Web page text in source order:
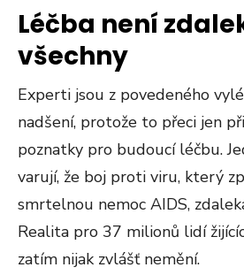
Léčba není
všechny
Experti jsou z povedeného
nadšení, protože to přeci jen
poznatky pro budoucí léčbu.
varují, že boj proti viru, který
smrtelnou nemoc AIDS,
Realita pro 37 milionů lidí
zatím nijak zvlášť nemění.